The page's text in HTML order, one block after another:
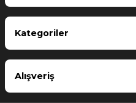
Kategoriler
Alışveriş